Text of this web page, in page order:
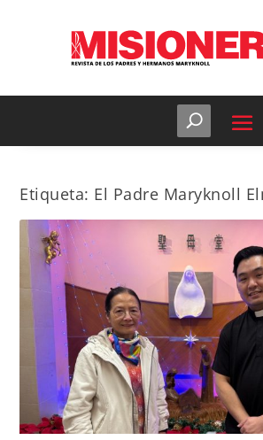
Etiqueta: El Padre Maryknoll